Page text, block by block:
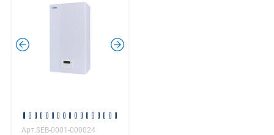
. .
Арт.SEB-0001-000024